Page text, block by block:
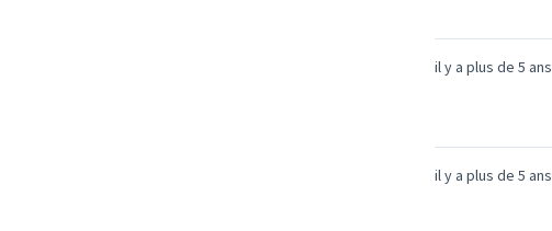
il y a plus de 5 ans
il y a plus de 5 ans